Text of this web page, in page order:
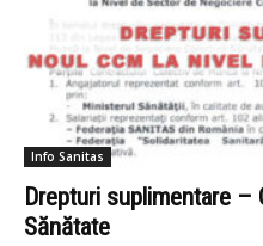
Info Sanitas
Drepturi suplimentare
Sănătate